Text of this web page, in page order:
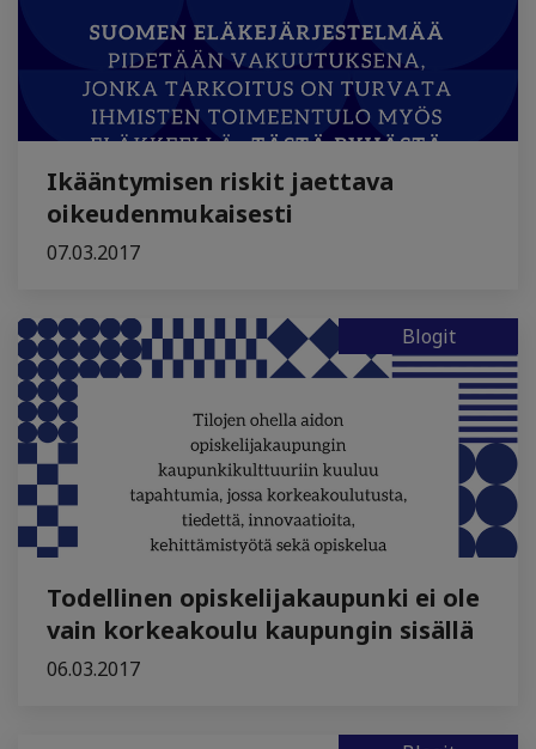
Ikääntymisen riskit jaettava
oikeudenmukaisesti
07.03.2017
Blogit
Todellinen opiskelijakaupunki ei ole
vain korkeakoulu kaupungin sisällä
06.03.2017